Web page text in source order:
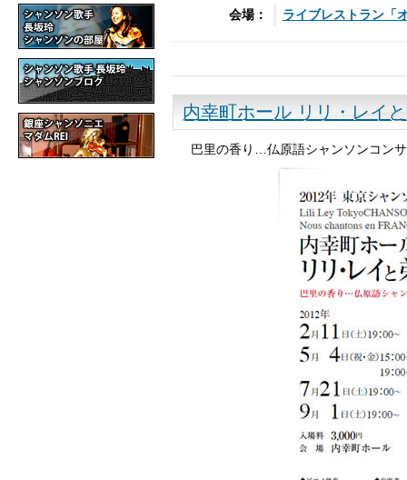
会場：
ライブレストラン「
内幸町ホール リリ・レイ
巴里の香り…仏原語シャンソンコン